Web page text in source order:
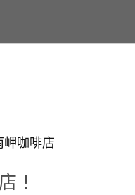
岬咖啡店
！